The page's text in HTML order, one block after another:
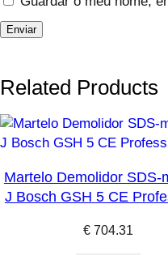
Related Products
Martelo Demolidor SDS-
J Bosch GSH 5 CE
€ 704.31